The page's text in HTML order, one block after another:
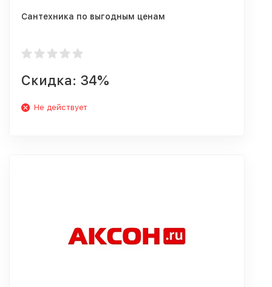
Сантехника по выгодным ценам
Скидка: 34%
Не действует